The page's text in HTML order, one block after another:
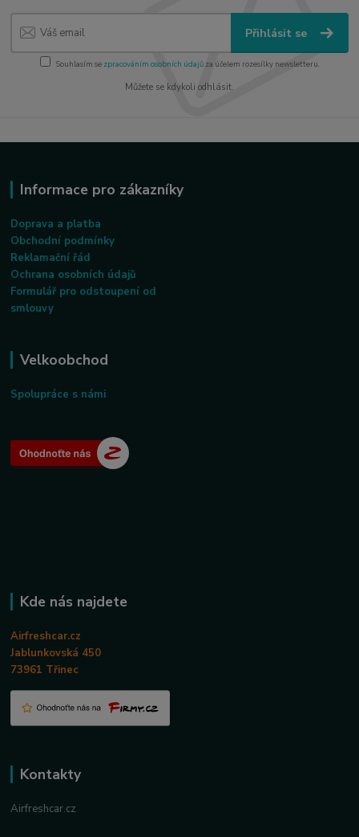
Přihlásit se
Souhlasím se zpracováním osobních údajůza účelem rozesílky newsletteru.
Můžete se kdykoli odhlásit.
Informace pro zákazníky
Doprava a platba
Obchodní podmínky
Reklamační řád
Ochrana osobních údajů
Formulář pro odstoupení od
smlouvy
Velkoobchod
Spolupráce s námi
Kde nás najdete
Airfreshcar.cz
Jablunkovská 450
73961 Třinec
Kontakty
Airfreshcar.cz